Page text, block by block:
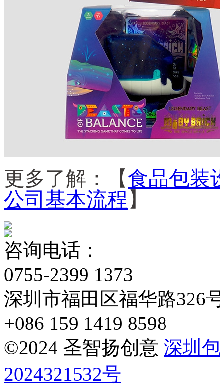
更多了解：【食品包装
公司基本流程 】
咨询电话：
0755-2399 1373
深圳市福田区福华路326
+086 159 1419 8598
©2024 圣智扬创意 深圳
2024321532号